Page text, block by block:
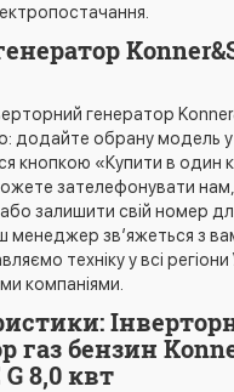
генератор
додайте обрану модель
кнопкою «Купити в один
зателефонувати
залишити свій номер
менеджер зв’яжеться з
техніку у всі регіони
компаніями.
газ бензин
G 8,0 квт